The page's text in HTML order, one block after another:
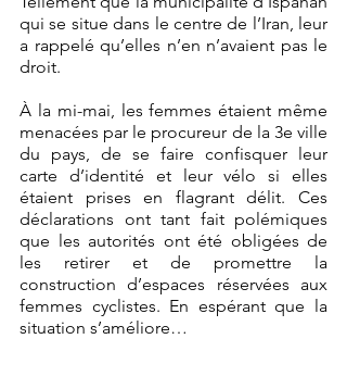
qui se situe dans le centre de l’Iran, leur
a rappelé qu’elles n’en n’avaient pas le
droit.
À la mi-mai, les femmes étaient même
menacées par le procureur de la 3e ville
du pays, de se faire confisquer leur
carte d’identité et leur vélo si elles
étaient prises en flagrant délit. Ces
déclarations ont tant fait polémiques
que les autorités ont été obligées de
les retirer et de promettre la
construction d’espaces réservées aux
femmes cyclistes. En espérant que la
situation s’améliore…